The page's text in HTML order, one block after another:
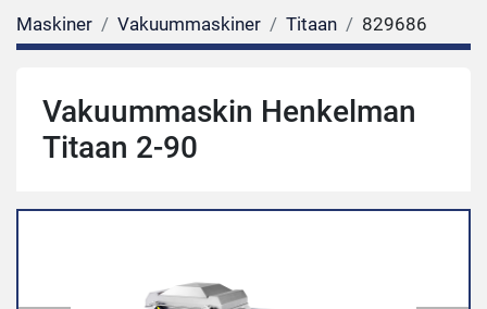
Maskiner Vakuummaskiner Titaan 829686
Vakuummaskin Henkelman
Titaan 2-90